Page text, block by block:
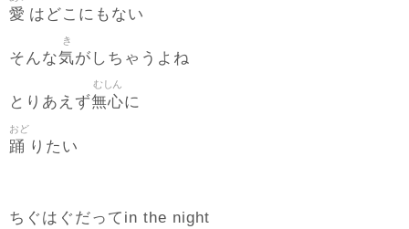
愛 はどこにもない
そんな気
き
がしちゃうよね
とりあえず無心
むしん
に
踊
おど
りたい
ちぐはぐだってin the night